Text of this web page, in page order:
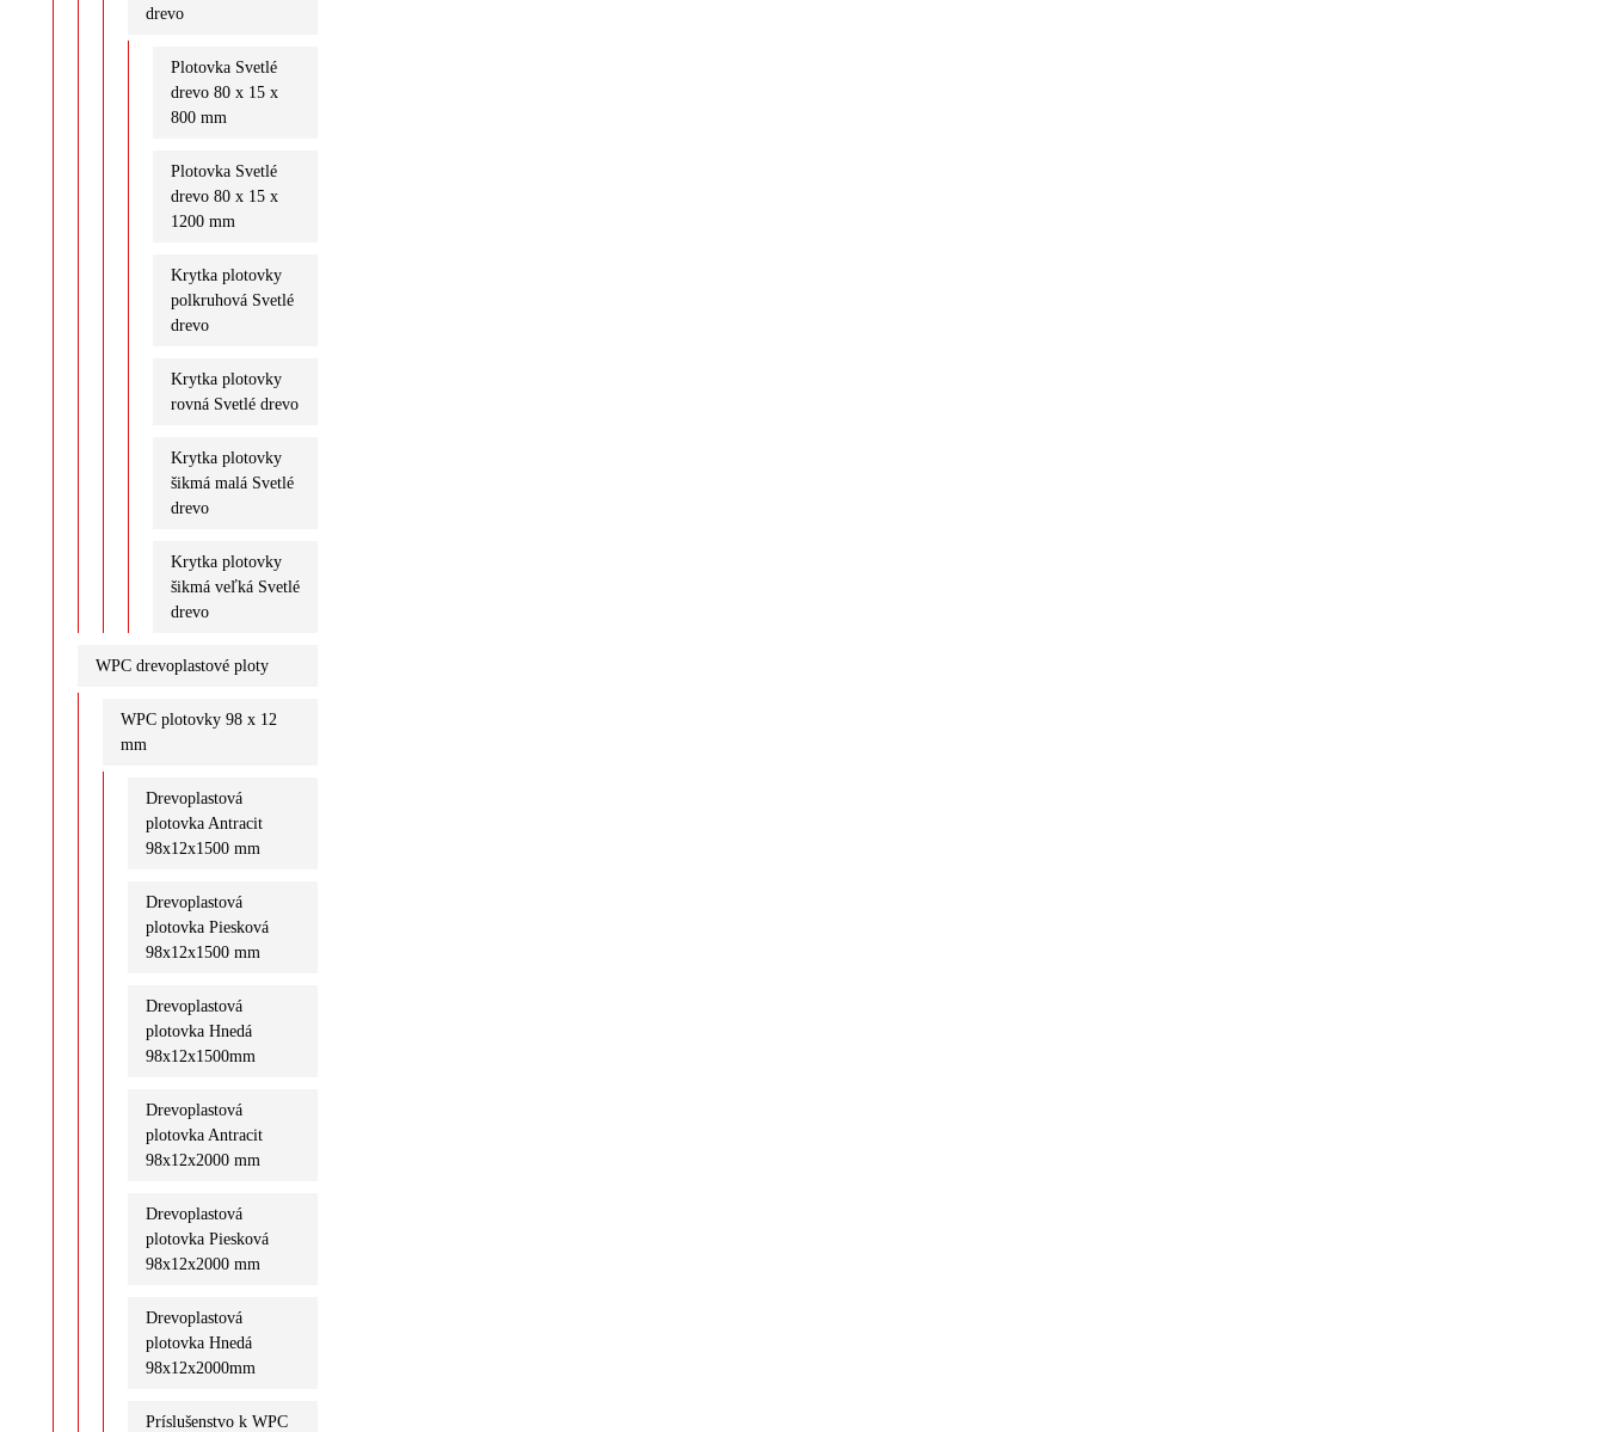
drevo
Plotovka Svetlé
drevo 80 x 15 x
800 mm
Plotovka Svetlé
drevo 80 x 15 x
1200 mm
Krytka plotovky
polkruhová Svetlé
drevo
Krytka plotovky
rovná Svetlé drevo
Krytka plotovky
šikmá malá Svetlé
drevo
Krytka plotovky
šikmá veľká Svetlé
drevo
WPC drevoplastové ploty
WPC plotovky 98 x 12
mm
Drevoplastová
plotovka Antracit
98x12x1500 mm
Drevoplastová
plotovka Piesková
98x12x1500 mm
Drevoplastová
plotovka Hnedá
98x12x1500mm
Drevoplastová
plotovka Antracit
98x12x2000 mm
Drevoplastová
plotovka Piesková
98x12x2000 mm
Drevoplastová
plotovka Hnedá
98x12x2000mm
Príslušenstvo k WPC